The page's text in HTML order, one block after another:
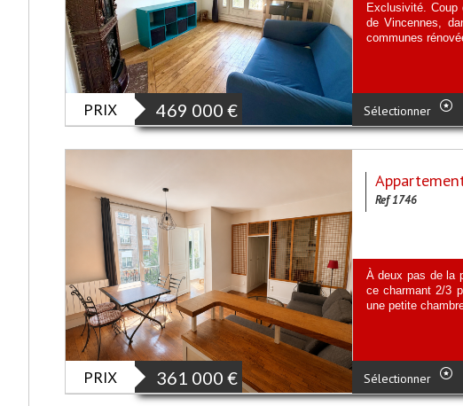
PRIX 469 000 €
Exclusivité.
de Vincennes,
communes
Sélectionner
PRIX 361 000 €
Ref 1746
À deux pas de la
ce charmant 2/3
une petite
Sélectionner